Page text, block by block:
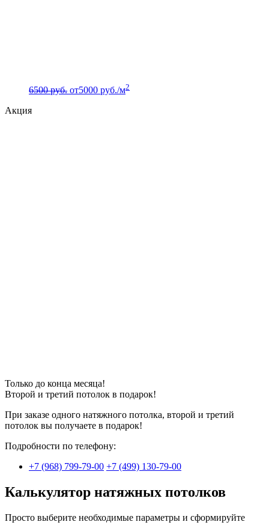
6500 руб. от5000 руб./м2
Акция
Только до конца месяца!
Второй и третий потолок в подарок!
При заказе одного натяжного потолка, второй и третий
потолок вы получаете в подарок!
Подробности по телефону:
+7 (968) 799-79-00 +7 (499) 130-79-00
Калькулятор натяжных потолков
Просто выберите необходимые параметры и сформируйте